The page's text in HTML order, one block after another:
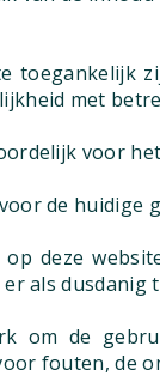
toegankelijk
met
voor
de huidige
deze
als
om de
fouten, de